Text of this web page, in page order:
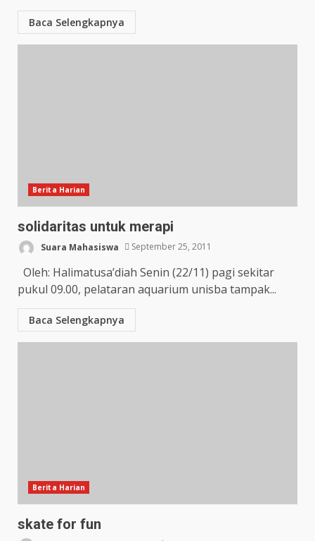
Baca Selengkapnya
Berita Harian
solidaritas untuk merapi
Suara Mahasiswa September 25, 2011
Oleh: Halimatusa’diah Senin (22/11) pagi sekitar
pukul 09.00, pelataran aquarium unisba tampak...
Baca Selengkapnya
Berita Harian
skate for fun